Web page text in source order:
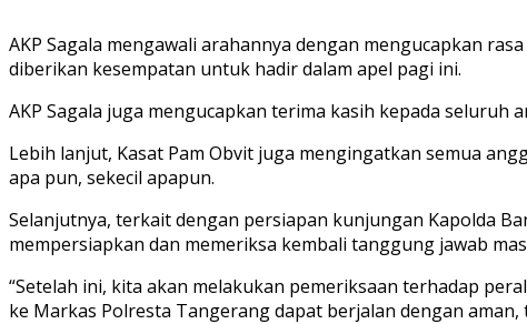
AKP Sagala mengawali arahannya dengan mengucapkan
diberikan kesempatan untuk hadir dalam apel pagi ini.
AKP Sagala juga mengucapkan terima kasih kepada
Lebih lanjut, Kasat Pam Obvit juga mengingatkan semua
apa pun, sekecil apapun.
Selanjutnya, terkait dengan persiapan kunjungan Kapolda
mempersiapkan dan memeriksa kembali tanggung jawab
“Setelah ini, kita akan melakukan pemeriksaan terhadap
ke Markas Polresta Tangerang dapat berjalan dengan